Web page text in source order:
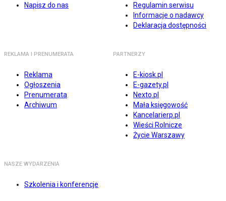
Napisz do nas
Regulamin serwisu
Informacje o nadawcy
Deklaracja dostępności
REKLAMA I PRENUMERATA
Reklama
Ogłoszenia
Prenumerata
Archiwum
PARTNERZY
E-kiosk.pl
E-gazety.pl
Nexto.pl
Mała księgowość
Kancelarierp.pl
Wieści Rolnicze
Życie Warszawy
NASZE WYDARZENIA
Szkolenia i konferencje